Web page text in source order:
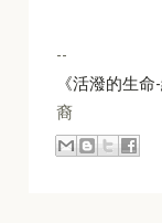
--
《活潑的生命-
裔